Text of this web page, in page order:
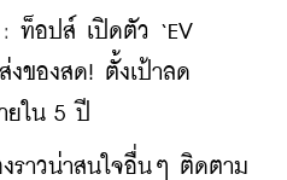
ท็อปส์ เปิดตัว ‘EV
งของสด! ตั้งเป้าลด
ใน 5 ปี
ราวน่าสนใจอื่นๆ ติดตาม